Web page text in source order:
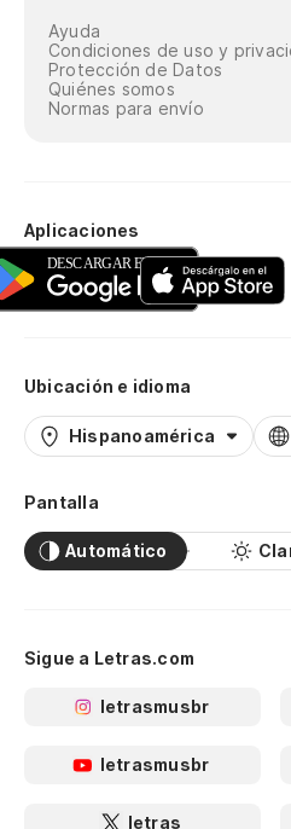
Ayuda
Condiciones de uso y
Protección de Datos
Quiénes somos
Normas para envío
Aplicaciones
Ubicación e idioma
Hispanoamérica
Pantalla
Automático
Sigue a Letras.com
letrasmusbr
letrasmusbr
letras